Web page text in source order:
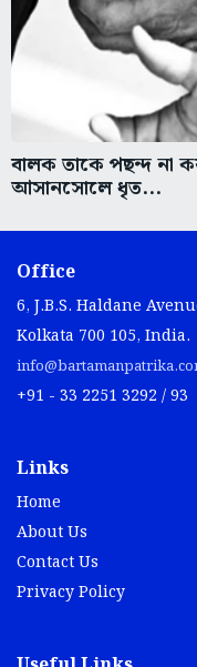
বালক তাকে পছন্দ না
আসানসোলে ধৃত...
Office
6, J.B.S. Haldane
Kolkata 700 105, India.
+91 - 33 2251 3292 / 93
Links
Home
About Us
Contact Us
Privacy Policy